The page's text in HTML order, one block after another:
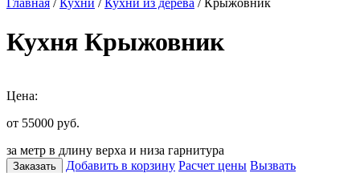
Главная /Кухни /Кухни из дерева / Крыжовник
Кухня Крыжовник
Цена:
от 55000 руб.
за метр в длину верха и низа гарнитура
Заказать Добавить в корзину Расчет цены Вызвать